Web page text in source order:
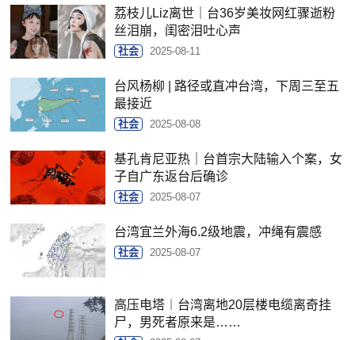
荔枝儿Liz离世｜台36岁美妆网红骤逝粉
丝泪崩，闺密泪吐心声
社会 2025-08-11
台风杨柳 | 路径或直冲台湾，下周三至五
最接近
社会 2025-08-08
基孔肯尼亚热｜台首宗大陆输入个案，女
子自广东返台后确诊
社会 2025-08-07
台湾宜兰外海6.2级地震，冲绳有震感
社会 2025-08-07
高压电塔︱台湾离地20层楼电缆离奇挂
尸，男死者原来是……